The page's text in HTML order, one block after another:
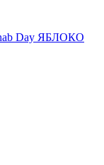
Dаy ЯБЛОКО